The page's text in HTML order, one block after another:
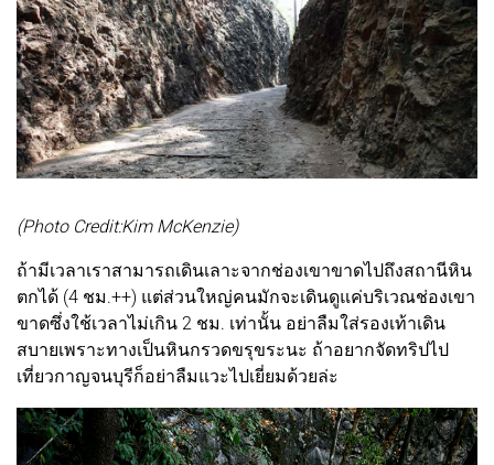
(Photo Credit:Kim McKenzie)
ถ้ามีเวลาเราสามารถเดินเลาะจากช่องเขาขาดไปถึงสถานีหิน
ตกได้ (4 ชม.++) แต่ส่วนใหญ่คนมักจะเดินดูแค่บริเวณช่องเขา
ขาดซึ่งใช้เวลาไม่เกิน 2 ชม. เท่านั้น อย่าลืมใส่รองเท้าเดิน
สบายเพราะทางเป็นหินกรวดขรุขระนะ ถ้าอยากจัดทริปไป
เที่ยวกาญจนบุรีก็อย่าลืมแวะไปเยี่ยมด้วยล่ะ